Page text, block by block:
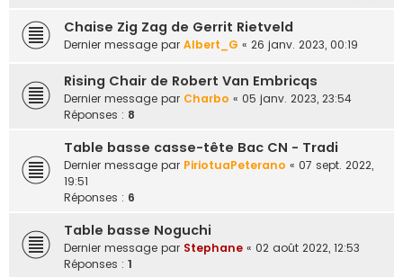
Chaise Zig Zag de Gerrit Rietveld
Dernier message par Albert_G « 26 janv. 2023, 00:19
Rising Chair de Robert Van Embricqs
Dernier message par Charbo « 05 janv. 2023, 23:54
Réponses : 8
Table basse casse-tête Bac CN - Tradi
Dernier message par PiriotuaPeterano « 07 sept. 2022,
19:51
Réponses : 6
Table basse Noguchi
Dernier message par Stephane « 02 août 2022, 12:53
Réponses : 1